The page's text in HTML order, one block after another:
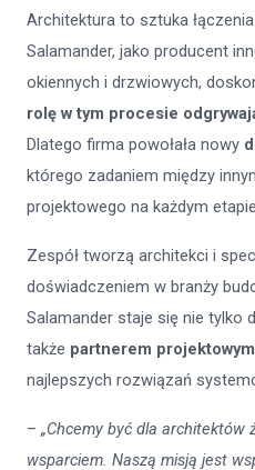
Architektura to sztuka
Salamander, jako producent
okiennych i drzwiowych,
rolę w tym procesie
Dlatego firma powołała nowy
którego zadaniem między
projektowego na każdym
Zespół tworzą architekci i
doświadczeniem w branży
Salamander staje się nie tylko
także partnerem projektowym
najlepszych rozwiązań
– „Chcemy być dla architektów
wsparciem. Naszą misją jest